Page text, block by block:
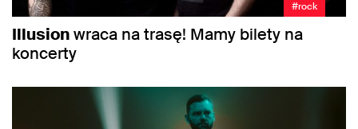
#rock
Illusionwraca na trasę! Mamy bilety na
koncerty